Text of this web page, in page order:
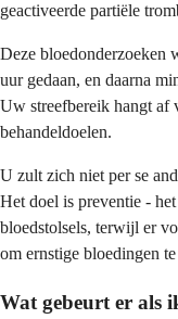
geactiveerde partiële
Deze bloedonderzoeken
uur gedaan, en daarna
Uw streefbereik hangt af
behandeldoelen.
U zult zich niet per se
Het doel is preventie -
bloedstolsels, terwijl er
om ernstige bloedingen
Wat gebeurt er als